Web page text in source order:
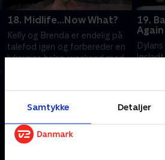
Samtykke Detaljer
18. Midlife...Now What?
Kelly og Brenda er endelig på
talefod igen og forbereder en
luksuriøs helse-weekend med
19.
Again
Andre så også